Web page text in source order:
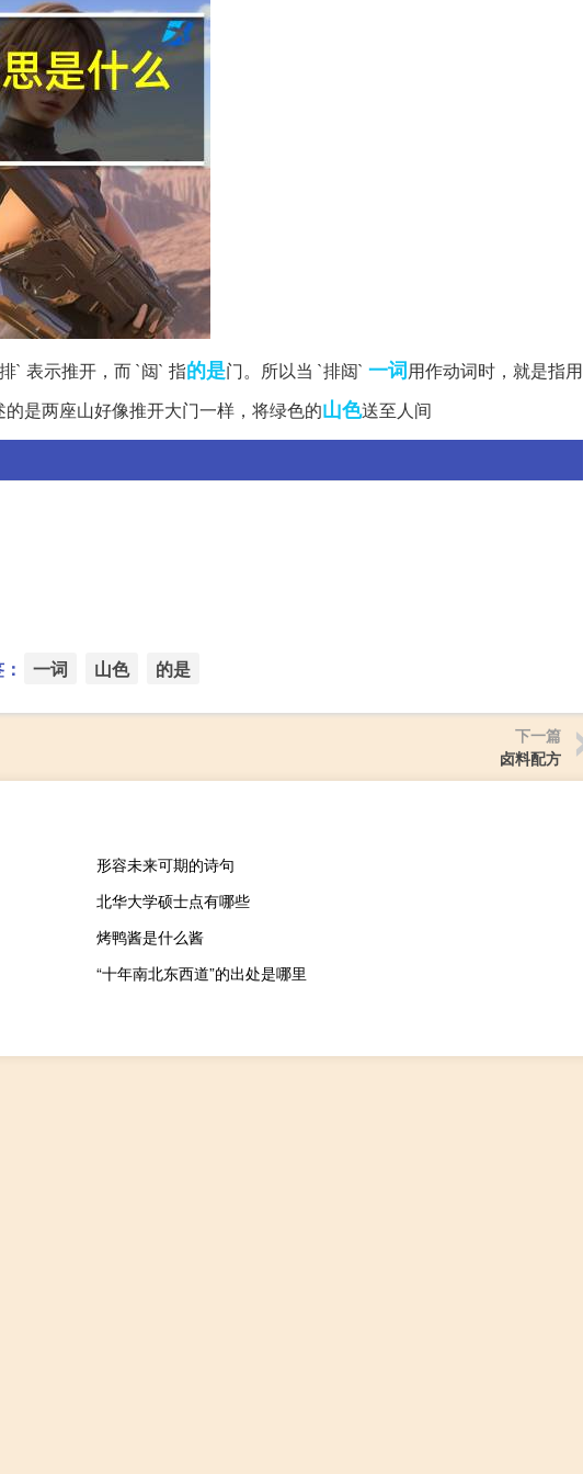
` 表示推开，而 `闼` 指的是门。所以当 `排闼` 一词用作动词时，就是指用
是两座山好像推开大门一样，将绿色的山色送至人间
一词 山色 的是
下一篇
卤料配方
形容未来可期的诗句
北华大学硕士点有哪些
烤鸭酱是什么酱
“十年南北东西道”的出处是哪里